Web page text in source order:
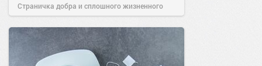
Страничка добра и сплошного жизненного
позитива!08:38Сегодня